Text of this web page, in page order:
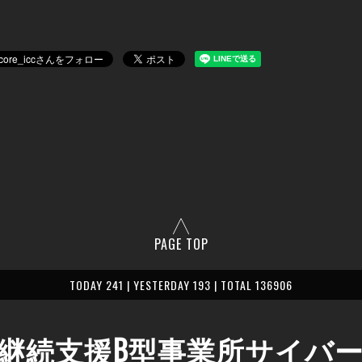
PAGE TOP
TODAY 241 | YESTERDAY 193 | TOTAL 136906
続支援B型事業所サイバ